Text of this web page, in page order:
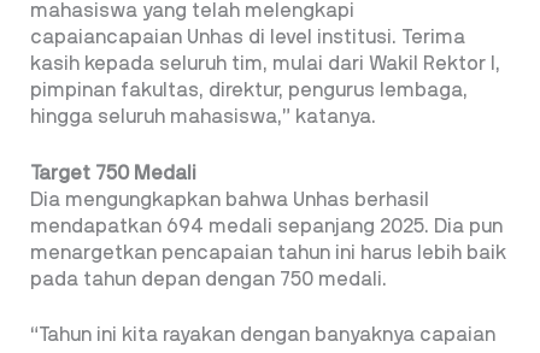
mahasiswa yang telah melengkapi
capaiancapaian Unhas di level institusi. Terima
kasih kepada seluruh tim, mulai dari Wakil Rektor I,
pimpinan fakultas, direktur, pengurus lembaga,
hingga seluruh mahasiswa,” katanya.
Target 750 Medali
Dia mengungkapkan bahwa Unhas berhasil
mendapatkan 694 medali sepanjang 2025. Dia pun
menargetkan pencapaian tahun ini harus lebih baik
pada tahun depan dengan 750 medali.
“Tahun ini kita rayakan dengan banyaknya capaian